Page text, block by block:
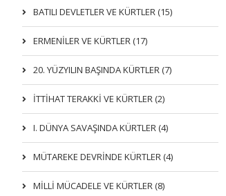
BATILI DEVLETLER VE KÜRTLER (15)
ERMENİLER VE KÜRTLER (17)
20. YÜZYILIN BAŞINDA KÜRTLER (7)
İTTIHAT TERAKKI VE KÜRTLER (2)
I. DÜNYA SAVAŞINDA KÜRTLER (4)
MÜTAREKE DEVRİNDE KÜRTLER (4)
MİLLİ MÜCADELE VE KÜRTLER (8)